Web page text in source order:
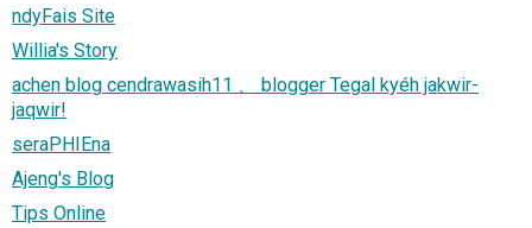
ndyFais Site
Willia's Story
achen blog cendrawasih11 、 blogger Tegal kyéh jakwir-
jaqwir!
seraPHIEna
Ajeng's Blog
Tips Online